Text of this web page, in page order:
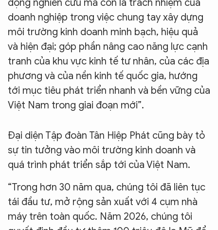
động nghiên cứu mà còn là trách nhiệm của
doanh nghiệp trong việc chung tay xây dựng
môi trường kinh doanh minh bạch, hiệu quả
và hiện đại; góp phần nâng cao năng lực cạnh
tranh của khu vực kinh tế tư nhân, của các địa
phương và của nền kinh tế quốc gia, hướng
tới mục tiêu phát triển nhanh và bền vững của
Việt Nam trong giai đoạn mới”.
Đại diện Tập đoàn Tân Hiệp Phát cũng bày tỏ
sự tin tưởng vào môi trường kinh doanh và
quá trình phát triển sắp tới của Việt Nam.
“Trong hơn 30 năm qua, chúng tôi đã liên tục
tái đầu tư, mở rộng sản xuất với 4 cụm nhà
máy trên toàn quốc. Năm 2026, chúng tôi
XIN CHÀO,
TÔI LÀ CHATBOT CỦA
An Ninh Thủ Đô nhé. Tôi sẵn sàng hỗ trợ!